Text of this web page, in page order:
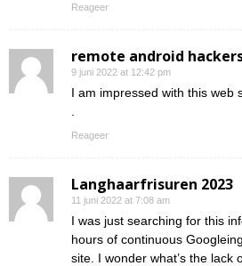
Reageer
remote android
9 juni 2022 at 12:42 pm
I am impressed with this web
Reageer
Langhaarfrisuren 2023
11 juni 2022 at 7:08 am
I was just searching for this
hours of continuous
site. I wonder what’s the lack